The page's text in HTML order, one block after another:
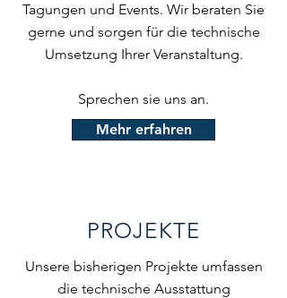
Tagungen und Events. Wir beraten Sie
gerne und sorgen für die technische
Umsetzung Ihrer Veranstaltung.
Sprechen sie uns an.
Mehr erfahren
PROJEKTE
Unsere bisherigen Projekte umfassen
die technische Ausstattung